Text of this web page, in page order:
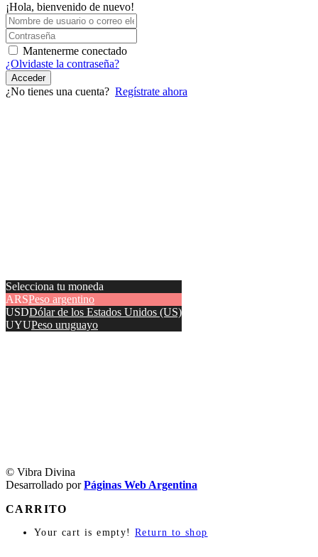
¡Hola, bienvenido de nuevo!
Mantenerme conectado
¿Olvidaste la contraseña?
Acceder
¿No tienes una cuenta? Regístrate ahora
© Vibra Divina
Desarrollado porPáginas Web Argentina
Selecciona tu moneda
ARSPeso argentino
USDDólar de los Estados Unidos (US)
UYUPeso uruguayo
CARRITO
Your cart is empty! Return to shop